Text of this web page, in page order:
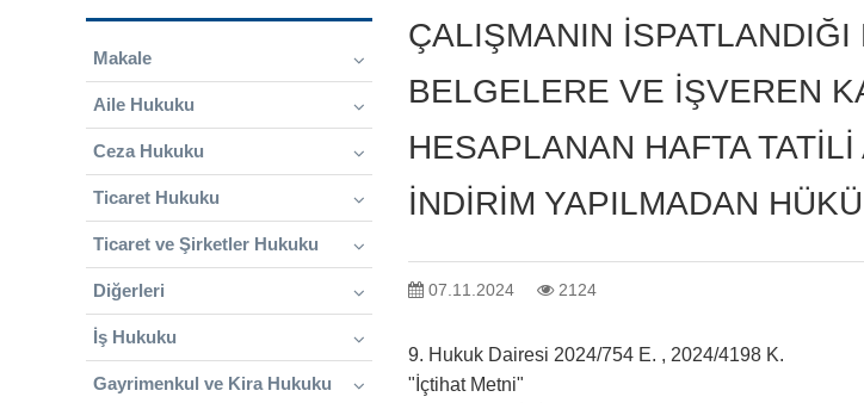
Makale
Aile Hukuku
Ceza Hukuku
Ticaret Hukuku
Ticaret ve Şirketler Hukuku
Diğerleri
İş Hukuku
Gayrimenkul ve Kira Hukuku
ÇALIŞMANIN
BELGELERE VE İŞVEREN
HESAPLANAN HAFTA
İNDİRİM YAPILMADAN
07.11.2024 2124
9. Hukuk Dairesi 2024/754 E. , 2024/4198 K.
"İçtihat Metni"